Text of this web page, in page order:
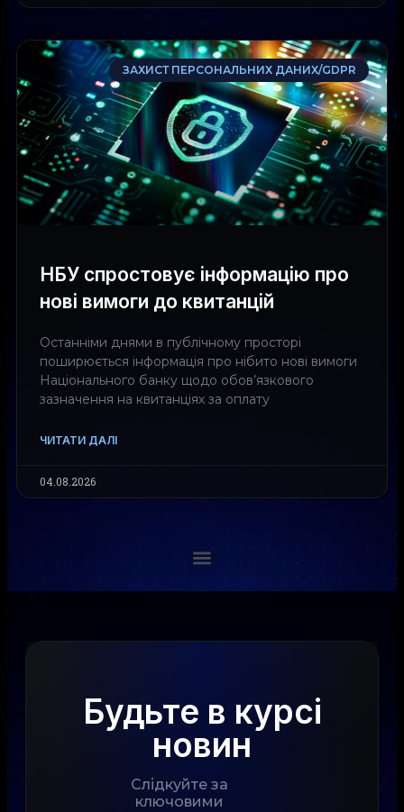
ЗАХИСТ ПЕРСОНАЛЬНИХ ДАНИХ/GDPR
НБУ спростовує інформацію про
нові вимоги до квитанцій
Останніми днями в публічному просторі
поширюється інформація про нібито нові вимоги
Національного банку щодо обов’язкового
зазначення на квитанціях за оплату
ЧИТАТИ ДАЛІ
04.08.2026
Будьте в курсі
новин
Слідкуйте за
ключовими